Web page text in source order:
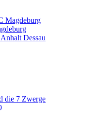
Magdeburg
Dessau
die 7 Zwerge